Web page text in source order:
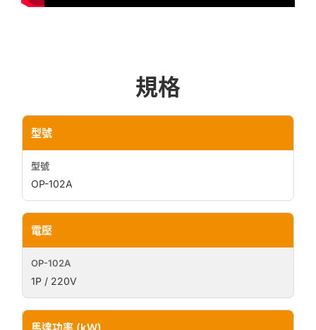
規格
型號
OP-102A
電壓
1P / 220V